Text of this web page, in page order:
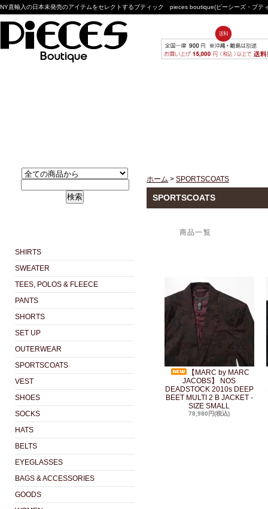
NY直輸入の日本未発売のアイテムをセレクトするブティック pieces boutique(ピーシーズ・ブ
検索
SHIRTS
SWEATER
TEES, POLOS & FLEECE
PANTS
SHORTS
SET UP
OUTERWEAR
SPORTSCOATS
VEST
SHOES
SOCKS
HATS
BELTS
EYEGLASSES
BAGS & ACCESSORIES
GOODS
ホーム > SPORTSCOATS
SPORTSCOATS
商品一覧
【MARC by MARC
JACOBS】 NOS
DEADSTOCK 2010s DEEP
BEET MULTI 2 B JACKET -
SIZE SMALL
78,980円(税込)